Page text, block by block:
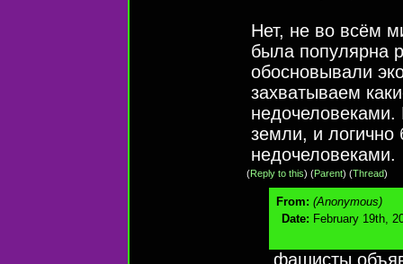
Нет, не во всём
была популярна
обосновывали
захватываем
земли, и логично
недочеловеками.
(Reply to this) (Parent) (Thread)
From: (Anonymous)
Date: February 19th,
фашисты